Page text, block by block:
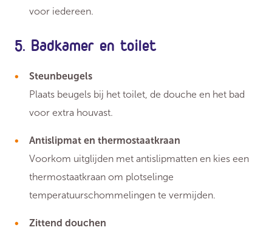
voor iedereen.
5. Badkamer en toilet
Steunbeugels
Plaats beugels bij het toilet, de douche en het bad
voor extra houvast.
Antislipmat en thermostaatkraan
Voorkom uitglijden met antislipmatten en kies een
thermostaatkraan om plotselinge
temperatuurschommelingen te vermijden.
Zittend douchen